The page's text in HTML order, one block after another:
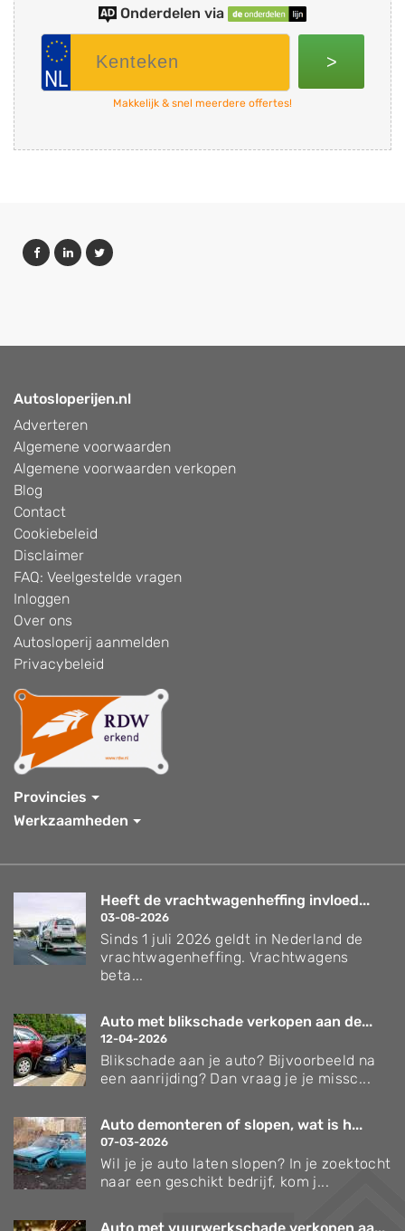
Onderdelen via
>
Makkelijk & snel meerdere offertes!
Autosloperijen.nl
Adverteren
Algemene voorwaarden
Algemene voorwaarden verkopen
Blog
Contact
Cookiebeleid
Disclaimer
FAQ: Veelgestelde vragen
Inloggen
Over ons
Autosloperij aanmelden
Privacybeleid
Provincies
Werkzaamheden
Heeft de vrachtwagenheffing invloed...
03-08-2026
Sinds 1 juli 2026 geldt in Nederland de
vrachtwagenheffing. Vrachtwagens
beta...
Auto met blikschade verkopen aan de...
12-04-2026
Blikschade aan je auto? Bijvoorbeeld na
een aanrijding? Dan vraag je je missc...
Auto demonteren of slopen, wat is h...
07-03-2026
Wil je je auto laten slopen? In je zoektocht
naar een geschikt bedrijf, kom j...